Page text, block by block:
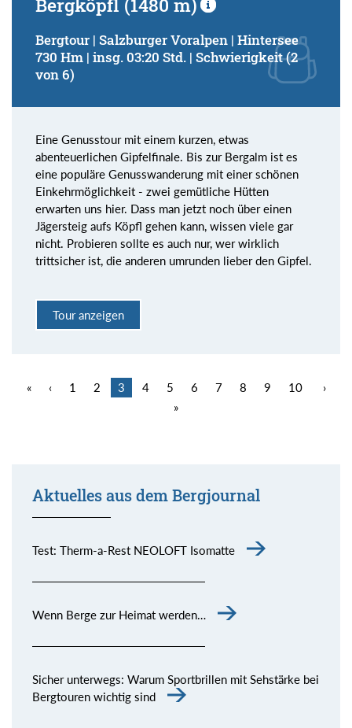
Bergköpfl (1480 m)
Bergtour | Salzburger Voralpen | Hintersee
730 Hm | insg. 03:20 Std. | Schwierigkeit (2
von 6)
Eine Genusstour mit einem kurzen, etwas
abenteuerlichen Gipfelfinale. Bis zur Bergalm ist es
eine populäre Genusswanderung mit einer schönen
Einkehrmöglichkeit - zwei gemütliche Hütten
erwarten uns hier. Dass man jetzt noch über einen
Jägersteig aufs Köpfl gehen kann, wissen viele gar
nicht. Probieren sollte es auch nur, wer wirklich
trittsicher ist, die anderen umrunden lieber den Gipfel.
Tour anzeigen
« ‹ 1 2 3 4 5 6 7 8 9 10
›
»
Aktuelles aus dem Bergjournal
Test: Therm-a-Rest NEOLOFT Isomatte
Wenn Berge zur Heimat werden…
Sicher unterwegs: Warum Sportbrillen mit Sehstärke bei
Bergtouren wichtig sind